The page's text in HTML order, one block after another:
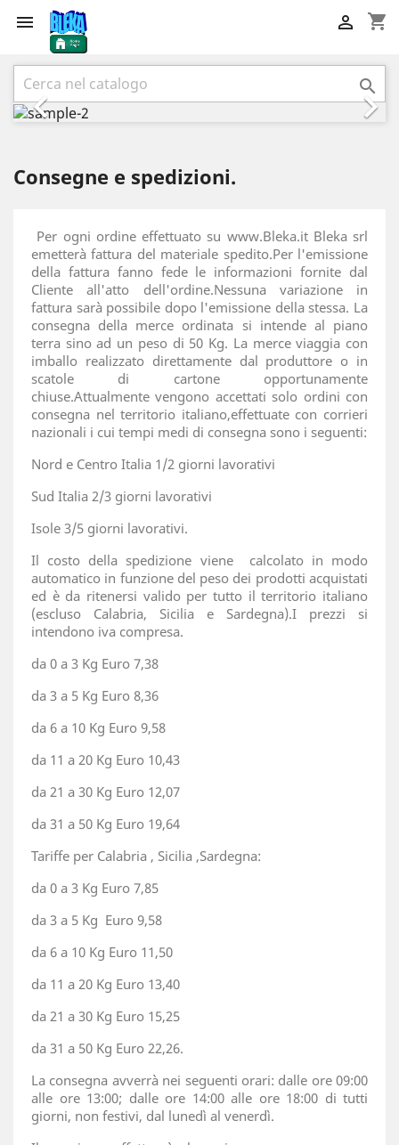
 shopping_cart



Precedente

Consegne e spedizioni.
Per ogni ordine effettuato su www.Bleka.it Bleka srl
emetterà fattura del materiale spedito.Per l'emissione
della fattura fanno fede le informazioni fornite dal
Cliente all'atto dell'ordine.Nessuna variazione in
fattura sarà possibile dopo l'emissione della stessa. La
consegna della merce ordinata si intende al piano
terra sino ad un peso di 50 Kg. La merce viaggia con
imballo realizzato direttamente dal produttore o in
scatole di cartone opportunamente
chiuse.Attualmente vengono accettati solo ordini con
consegna nel territorio italiano,effettuate con corrieri
nazionali i cui tempi medi di consegna sono i seguenti:
Nord e Centro Italia 1/2 giorni lavorativi
Sud Italia 2/3 giorni lavorativi
Isole 3/5 giorni lavorativi.
Il costo della spedizione viene calcolato in modo
automatico in funzione del peso dei prodotti acquistati
ed è da ritenersi valido per tutto il territorio italiano
(escluso Calabria, Sicilia e Sardegna).I prezzi si
intendono iva compresa.
da 0 a 3 Kg Euro 7,38
da 3 a 5 Kg Euro 8,36
da 6 a 10 Kg Euro 9,58
da 11 a 20 Kg Euro 10,43
da 21 a 30 Kg Euro 12,07
da 31 a 50 Kg Euro 19,64
Tariffe per Calabria , Sicilia ,Sardegna:
da 0 a 3 Kg Euro 7,85
da 3 a 5 Kg Euro 9,58
da 6 a 10 Kg Euro 11,50
da 11 a 20 Kg Euro 13,40
da 21 a 30 Kg Euro 15,25
da 31 a 50 Kg Euro 22,26.
La consegna avverrà nei seguenti orari: dalle ore 09:00
alle ore 13:00; dalle ore 14:00 alle ore 18:00 di tutti
giorni, non festivi, dal lunedì al venerdì.